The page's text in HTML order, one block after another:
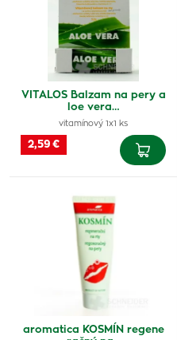
VITALOS Balzam na pery a
loe vera…
vitamínový 1x1 ks
2,59 €
aromatica KOSMÍN regene